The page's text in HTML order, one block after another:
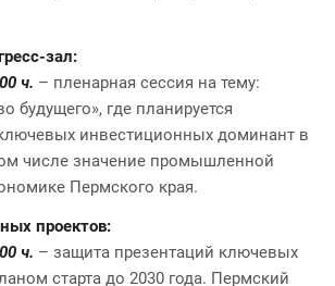
зал:
ч. – пленарная сессия на тему:
будущего», где планируется
инвестиционных доминант в
числе значение промышленной
Пермского края.
проектов:
ч. – защита презентаций ключевых
старта до 2030 года. Пермский